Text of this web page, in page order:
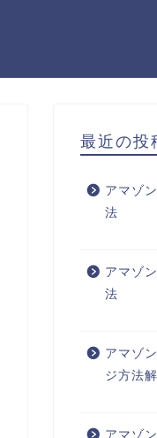
最近の投
アマゾ
法
アマゾ
法
アマゾ
ジ方法
アマゾ